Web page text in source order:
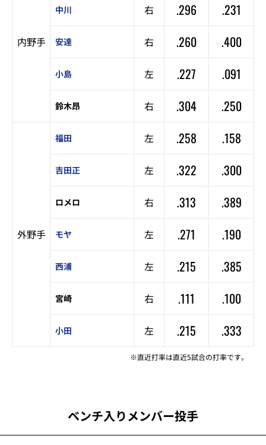
内野手
中川 右 .296 .231
安達 右 .260 .400
小島 左 .227 .091
鈴木昂 右 .304 .250
外野手
福田 左 .258 .158
吉田正 左 .322 .300
ロメロ 右 .313 .389
モヤ 左 .271 .190
西浦 左 .215 .385
宮崎 右 .111 .100
小田 左 .215 .333
※直近打率は直近5試合の打率です。
ベンチ入りメンバー投手